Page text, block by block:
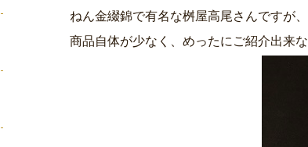
ねん金綴錦で有名な桝屋高尾さんですが
商品自体が少なく、めったにご紹介出来